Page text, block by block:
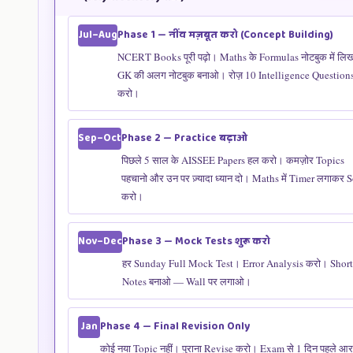
🌎 Social
Studies
25 75 History/
📖 English 25 25
150 180 मिनट
⚠️Qualifying:हर Subject में न्यूनतम 25% + Aggregate 40%।
लिए Relative Merit।No Negative Marking!
Jul–AugPhase 1 — नींव मज़बूत करो (Concept Building)
NCERT Books पूरी पढ़ो। Maths के Formulas नोटबुक में
GK की अलग नोटबुक बनाओ। रोज़ 10 Intelligence
करो।
Sep–OctPhase 2 — Practice बढ़ाओ
पिछले 5 साल के AISSEE Papers हल करो। कमज़ोर Topics
पहचानो और उन पर ज़्यादा ध्यान दो। Maths में Timer लगाकर
करो।
Nov–DecPhase 3 — Mock Tests शुरू करो
हर Sunday Full Mock Test। Error Analysis करो। Short
Notes बनाओ — Wall पर लगाओ।
Jan Phase 4 — Final Revision Only
कोई नया Topic नहीं। पुराना Revise करो। Exam से 1 दिन पहले